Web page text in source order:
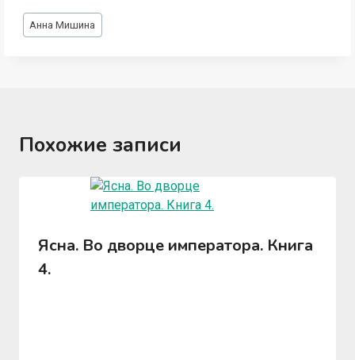
Метки
записи:
Анна Мишина
Похожие записи
Ясна. Во дворце императора. Книга
4.